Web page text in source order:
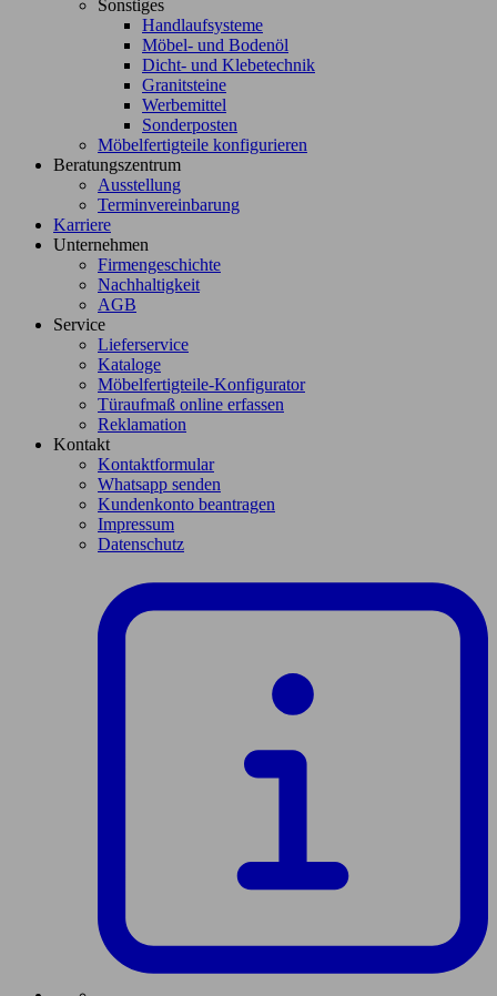
Sonstiges
Handlaufsysteme
Möbel- und Bodenöl
Dicht- und Klebetechnik
Granitsteine
Werbemittel
Sonderposten
Möbelfertigteile konfigurieren
Beratungszentrum
Ausstellung
Terminvereinbarung
Karriere
Unternehmen
Firmengeschichte
Nachhaltigkeit
AGB
Service
Lieferservice
Kataloge
Möbelfertigteile-Konfigurator
Türaufmaß online erfassen
Reklamation
Kontakt
Kontaktformular
Whatsapp senden
Kundenkonto beantragen
Impressum
Datenschutz